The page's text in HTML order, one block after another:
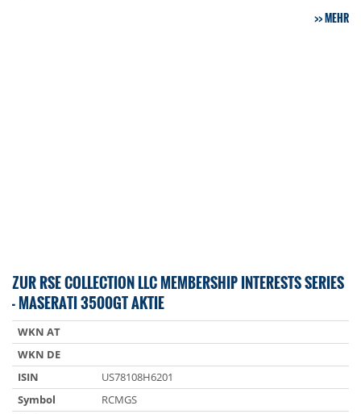
MEHR
ZUR RSE COLLECTION LLC MEMBERSHIP INTERESTS SERIES
- MASERATI 3500GT AKTIE
WKN AT
WKN DE
ISIN
US78108H6201
Symbol
RCMGS